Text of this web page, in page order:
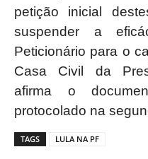
petição inicial
suspender a
Peticionário para o
Casa Civil da
afirma o
protocolado na
TAGS LULA NA PF